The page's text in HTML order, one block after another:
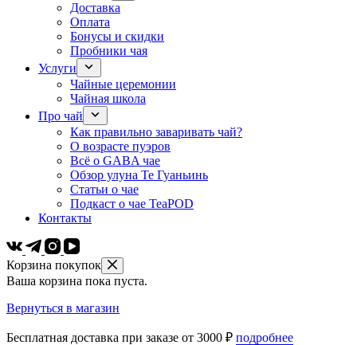
Доставка
Оплата
Бонусы и скидки
Пробники чая
Услуги
Чайные церемонии
Чайная школа
Про чай
Как правильно заваривать чай?
О возрасте пуэров
Всё о GABA чае
Обзор улуна Те Гуаньинь
Статьи о чае
Подкаст о чае TeaPOD
Контакты
Корзина покупок
Ваша корзина пока пуста.
Вернуться в магазин
Бесплатная доставка при заказе от 3000 ₽ подробнее